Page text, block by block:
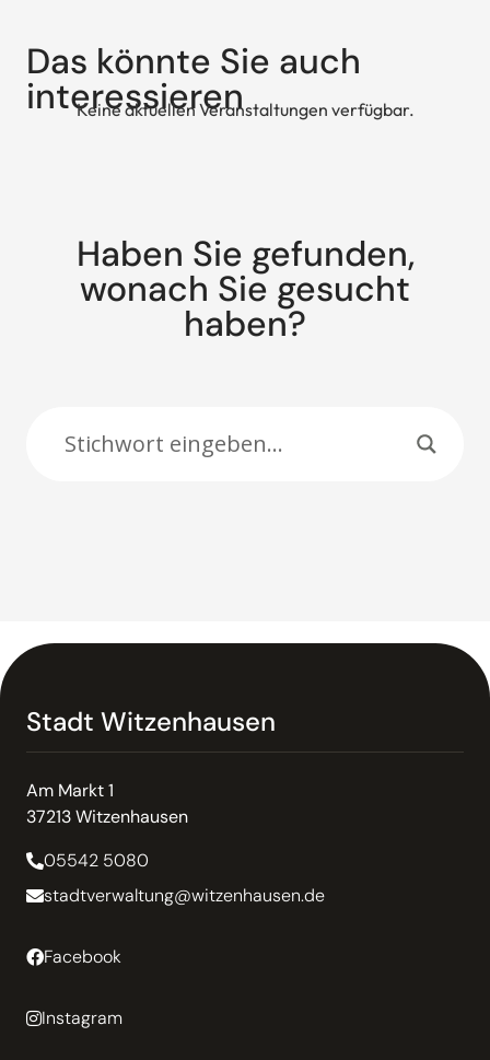
Das könnte Sie auch
interessieren
Keine aktuellen Veranstaltungen verfügbar.
Haben Sie gefunden,
wonach Sie gesucht
haben?
Stadt Witzenhausen
Am Markt 1
37213 Witzenhausen
05542 5080
stadtverwaltung@witzenhausen.de
Facebook
Instagram